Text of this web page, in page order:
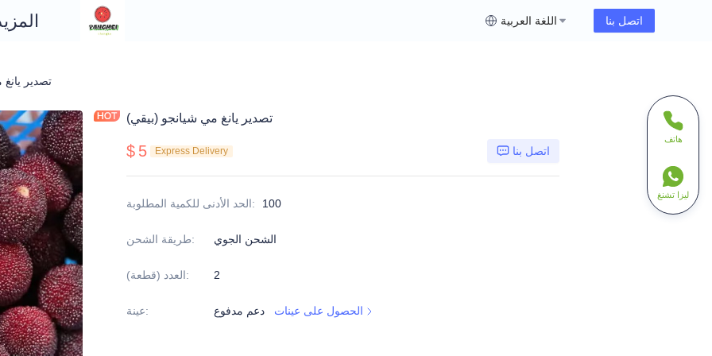
اللغة العربية اتصل بنا
تصدير
تصدير يانغ مي شيانجو (بيقي)
$ 5 Express Delivery اتصل بنا
الحد الأدنى للكمية المطلوبة: 100
طريقة الشحن: الشحن الجوي
العدد (قطعة): 2
عينة: دعم مدفوع الحصول على عينات
هاتف
ليزا تشنغ